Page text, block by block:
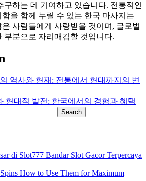
구하는 데 기여하고 있습니다. 전통적인
을 함께 누릴 수 있는 한국 마사지는
사람들에게 사랑받을 것이며, 글로벌
부분으로 자리매김할 것입니다.
역사와 현재: 전통에서 현대까지의 변
현대적 발전: 한국에서의 경험과 혜택
di Slot777 Bandar Slot Gacor Terpercaya
How to Use Them for Maximum